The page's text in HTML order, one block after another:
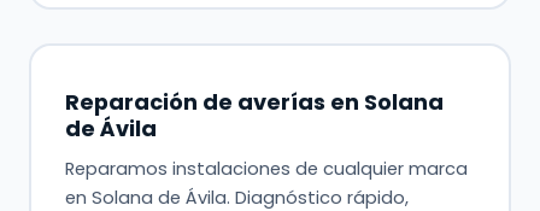
Reparación de averías en Solana
de Ávila
Reparamos instalaciones de cualquier marca
en Solana de Ávila. Diagnóstico rápido,